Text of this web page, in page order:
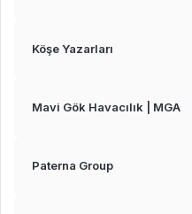
Köşe Yazarları
Mavi Gök Havacılık | MGA
Paterna Group